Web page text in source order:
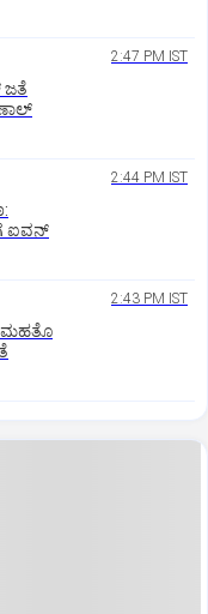
2:47 PM IST
ಜತೆ
2:44 PM IST
ಐವನ್
2:43 PM IST
ಮಹತೊ